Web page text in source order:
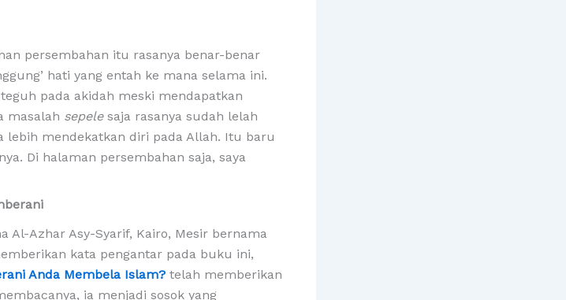
persembahan itu rasanya benar-benar
hati yang entah ke mana selama ini.
pada akidah meski mendapatkan
masalah sepelesaja rasanya sudah lelah
lebih mendekatkan diri pada Allah. Itu baru
Di halaman persembahan saja, saya
Al-Azhar Asy-Syarif, Kairo, Mesir bernama
kata pengantar pada buku ini,
Anda Membela Islam? telah memberikan
ia menjadi sosok yang